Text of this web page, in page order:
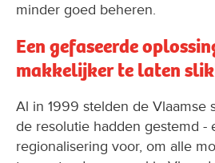
minder goed beheren.
Een gefaseerde
makkelijker te laten
Al in 1999 stelden de Vlaamse
de resolutie hadden gestemd -
regionalisering voor, om alle